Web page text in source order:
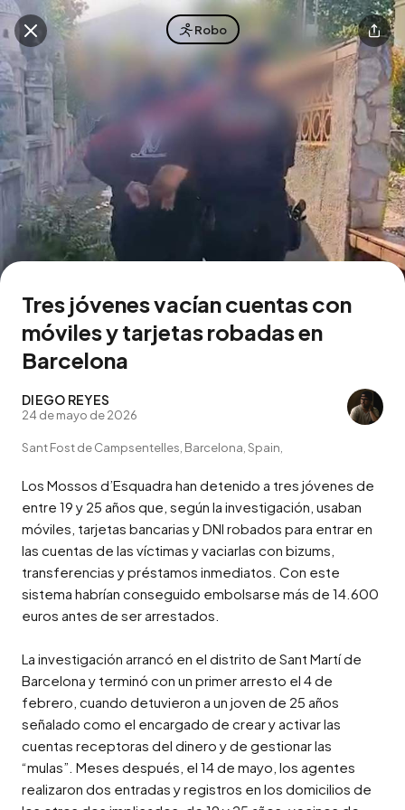
Descarga la app
Robo
Tres jóvenes vacían cuentas con
móviles y tarjetas robadas en
Barcelona
DIEGO REYES
24 de mayo de 2026
Sant Fost de Campsentelles, Barcelona, Spain,
Los Mossos d’Esquadra han detenido a tres jóvenes de
entre 19 y 25 años que, según la investigación, usaban
móviles, tarjetas bancarias y DNI robados para entrar en
las cuentas de las víctimas y vaciarlas con bizums,
transferencias y préstamos inmediatos. Con este
sistema habrían conseguido embolsarse más de 14.600
euros antes de ser arrestados.
La investigación arrancó en el distrito de Sant Martí de
Barcelona y terminó con un primer arresto el 4 de
febrero, cuando detuvieron a un joven de 25 años
señalado como el encargado de crear y activar las
cuentas receptoras del dinero y de gestionar las
“mulas”. Meses después, el 14 de mayo, los agentes
realizaron dos entradas y registros en los domicilios de